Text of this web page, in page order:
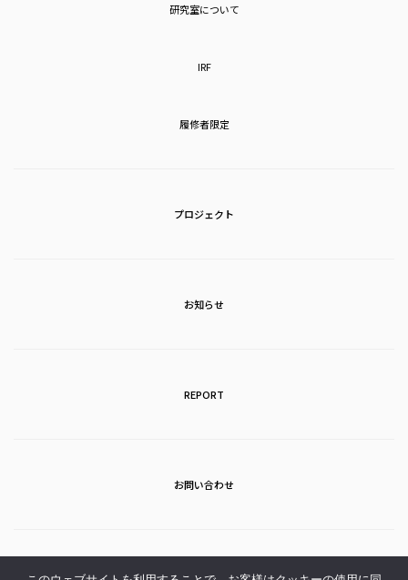
研究室について
IRF
履修者限定
プロジェクト
お知らせ
REPORT
お問い合わせ
アクセス